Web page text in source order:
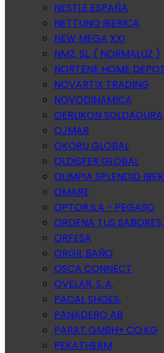
NESTLE ESPAÑA
NETTUNO IBERICA
NEW MEGA XXI
NMZ, SL. ( NORMALUZ )
NORTENE HOME
NOVARTIX TRADING
NOVODINAMICA
OERLIKON SOLDADURA
OJMAR
OKORU GLOBAL
OLDISFER GLOBAL
OLIMPIA SPLENDID
OMARE
OPTOR.S.A - PEGASO
ORDENA TUS
ORFESA
ORGIL BAÑO
OSCA CONNECT
OVELAR, S..A.
PACAL SHOES.
PANADERO AB
PARAT GMBH+ CO.KG
PEKATHERM